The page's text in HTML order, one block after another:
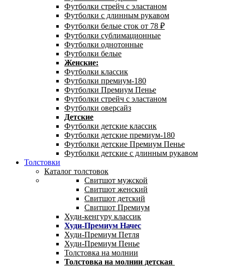
Футболки стрейч с эластаном
Футболки с длинным рукавом
Футболки белые сток от 78 ₽
Футболки сублимационные
Футболки однотонные
Футболки белые
Женские:
Футболки классик
Футболки премиум-180
Футболки Премиум Пенье
Футболки стрейч с эластаном
Футболки оверсайз
Детские
Футболки детские классик
Футболки детские премиум-180
Футболки детские Премиум Пенье
Футболки детские с длинным рукавом
Толстовки
Каталог толстовок
Свитшот мужской
Свитшот женский
Свитшот детский
Свитшот Премиум
Худи-кенгуру классик
Худи-Премиум Начес
Худи-Премиум Петля
Худи-Премиум Пенье
Толстовка на молнии
Толстовка на молнии детская